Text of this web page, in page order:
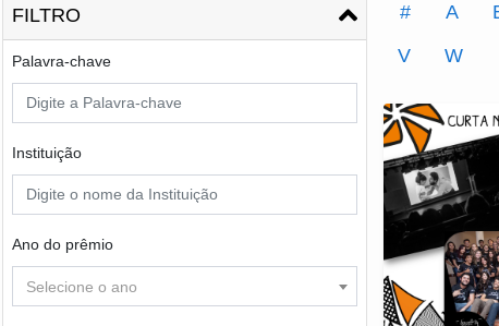
FILTRO
Palavra-chave
Instituição
Ano do prêmio
Selecione o ano
# A
V
W